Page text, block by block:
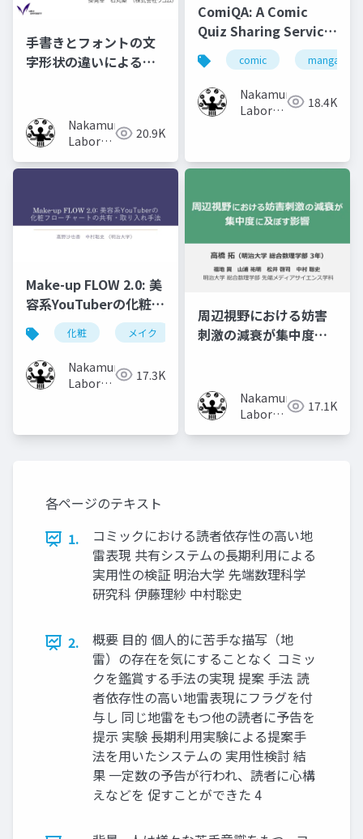
手書きとフォントの文
字形状の違いによる記
Nakamura
Laboratory
University)
20.9K
ComiQA: A Comic
Quiz Sharing Service
that Helps Users to
Recollect the
Content of Previous
Volumes
comic manga
Nakamura
Laboratory 18.4K
Make-up FLOW 2.0: 美
容系YouTuberの化粧フ
ローチャートの共有・
取り入れ手法
化粧 メイク 化粧工程 フローチャート
Nakamura
Laboratory 17.3K
周辺視野における妨害
刺激の減衰が集中度に
Nakamura
Laboratory 17.1K
各ページのテキスト
1.
コミックにおける読者依存性の高い地
雷表現 共有システムの長期利用による
実用性の検証 明治大学 先端数理科学
研究科 伊藤理紗 中村聡史
2.
概要 目的 個人的に苦手な描写（地
雷）の存在を気にすることなく コミッ
クを鑑賞する手法の実現 提案 手法 読
者依存性の高い地雷表現にフラグを付
与し 同じ地雷をもつ他の読者に予告を
提示 実験 長期利用実験による提案手
法を用いたシステムの 実用性検討 結
果 一定数の予告が行われ、読者に心構
えなどを 促すことができた 4